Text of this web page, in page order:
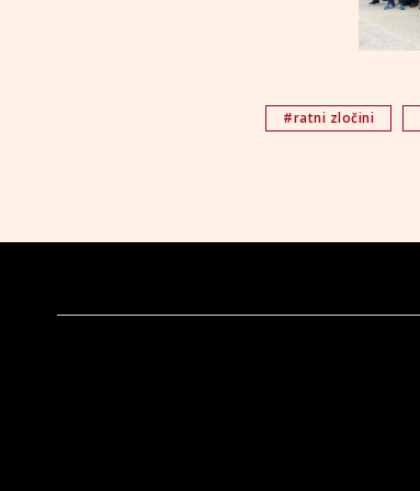
#ratni zločini